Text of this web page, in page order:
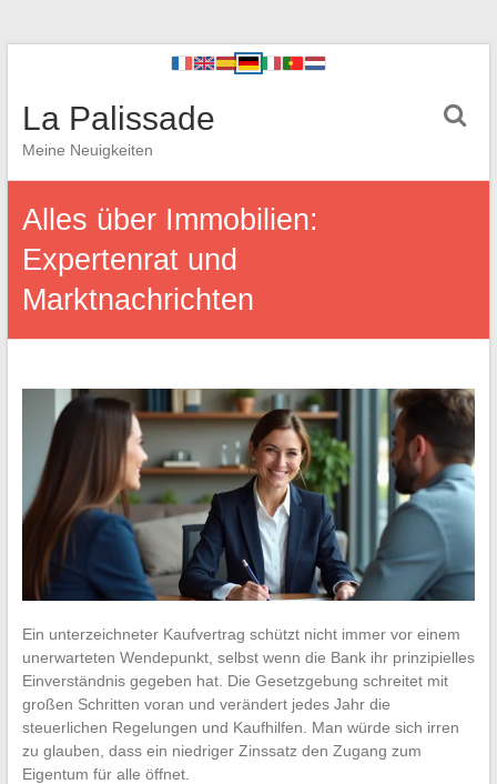
La Palissade
Meine Neuigkeiten
Alles über Immobilien:
Expertenrat und
Marktnachrichten
Ein unterzeichneter Kaufvertrag schützt nicht immer vor einem
unerwarteten Wendepunkt, selbst wenn die Bank ihr prinzipielles
Einverständnis gegeben hat. Die Gesetzgebung schreitet mit
großen Schritten voran und verändert jedes Jahr die
steuerlichen Regelungen und Kaufhilfen. Man würde sich irren
zu glauben, dass ein niedriger Zinssatz den Zugang zum
Eigentum für alle öffnet.